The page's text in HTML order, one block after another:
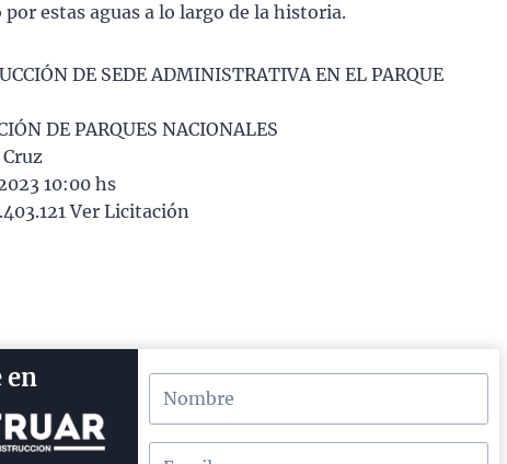
estas aguas a lo largo de la historia.
DE SEDE ADMINISTRATIVA EN EL PARQUE
DE PARQUES NACIONALES
10:00 hs
Ver Licitación
en